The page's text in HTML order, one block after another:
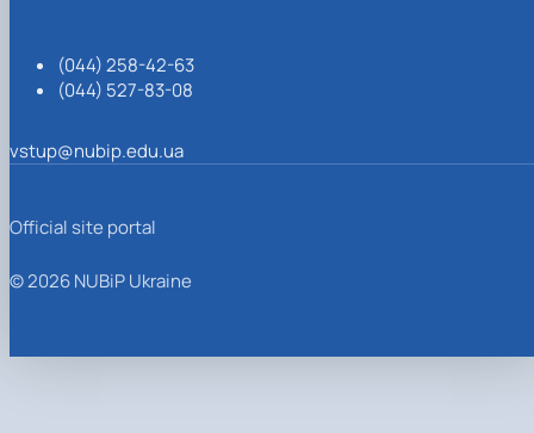
(044) 258-42-63
(044) 527-83-08
vstup@nubip.edu.ua
Official site portal
© 2026 NUBiP Ukraine